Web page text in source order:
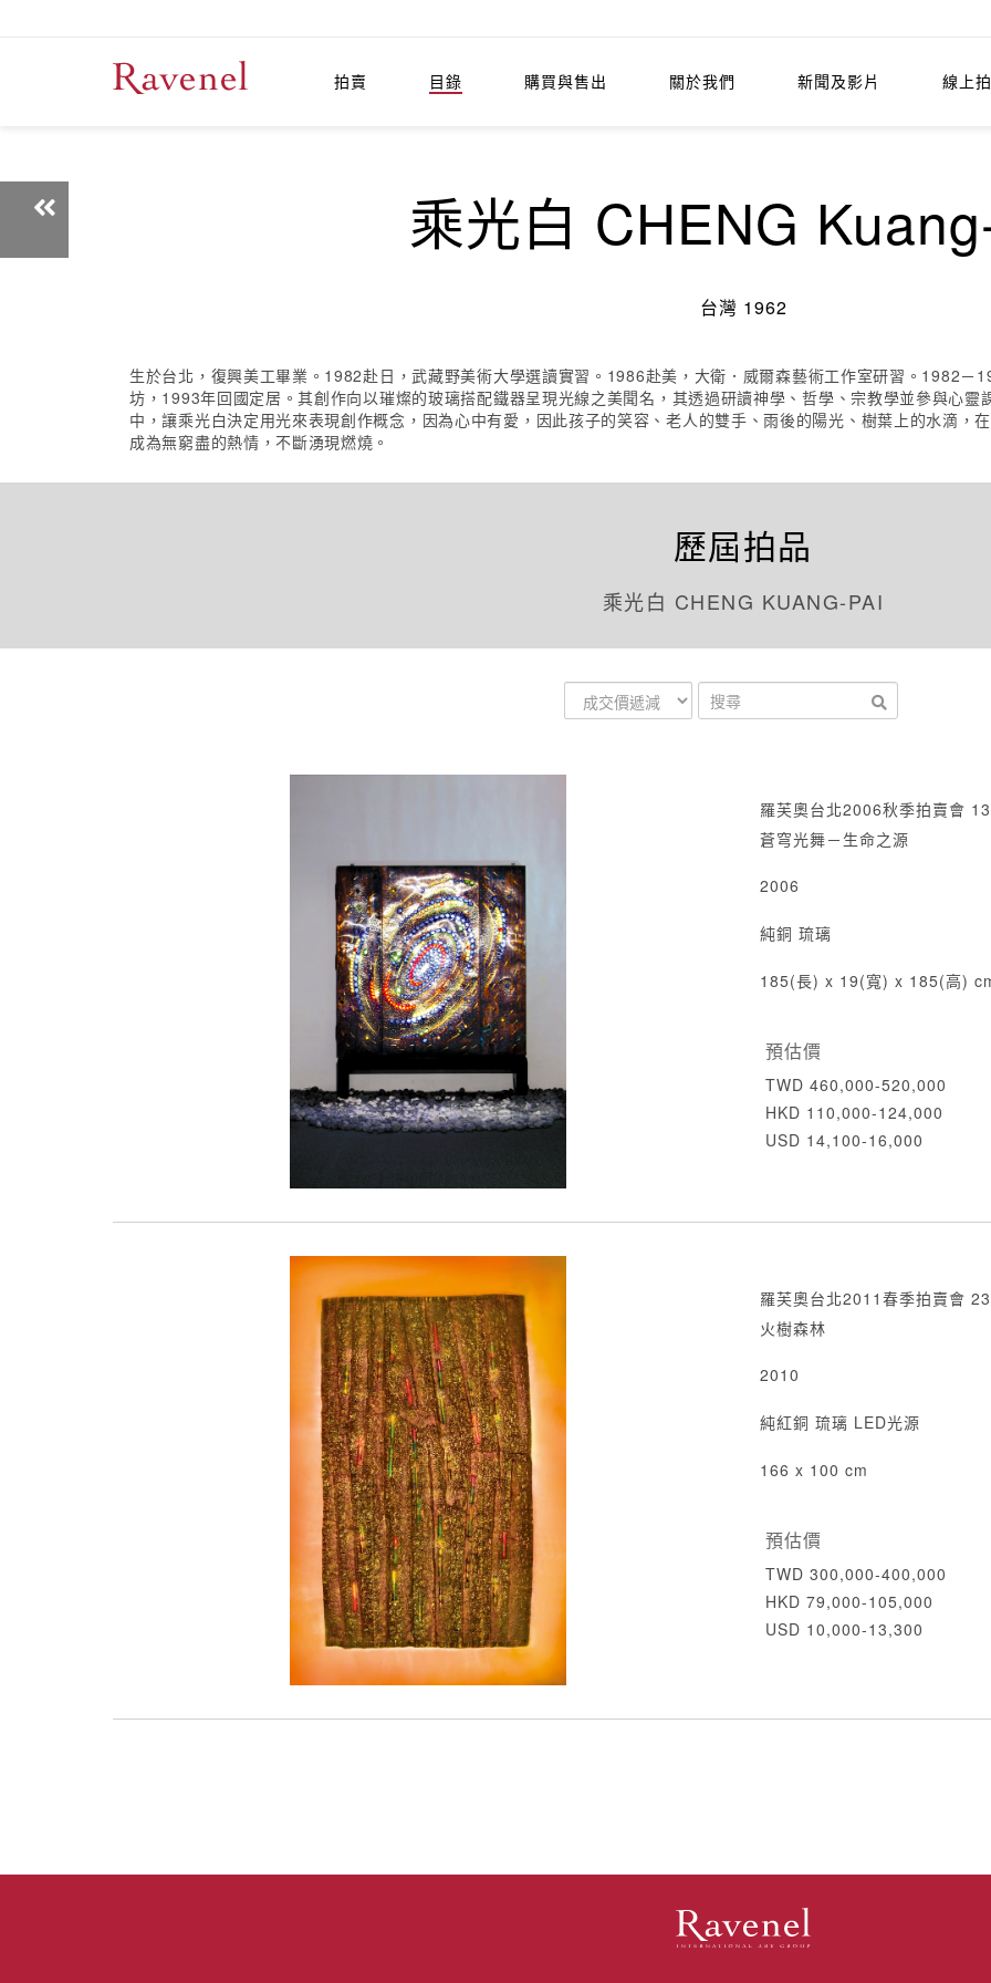
拍賣 目錄 購買與售出 關於我們 新聞及影片 線上
乘光白 CHENG
台灣 1962
生於台北，復興美工畢業。1982赴日，武藏野美術大學選讀實習。1986赴美，大衛．威爾森藝術工作室研習。1982
坊，1993年回國定居。其創作向以璀燦的玻璃搭配鐵器呈現光線之美聞名，其透過研讀神學、哲學、宗教學並參與心
中，讓乘光白決定用光來表現創作概念，因為心中有愛，因此孩子的笑容、老人的雙手、雨後的陽光、樹葉上的水滴，
成為無窮盡的熱情，不斷湧現燃燒。
歷屆拍品
乘光白 CHENG KUANG-PAI
羅芙奧台北2006秋季拍賣會
蒼穹光舞－生命之源
2006
純銅 琉璃
185(長) x 19(寬) x 185(高)
預估價
TWD 460,000-520,000
HKD 110,000-124,000
USD 14,100-16,000
羅芙奧台北2011春季拍賣會
火樹森林
2010
純紅銅 琉璃 LED光源
166 x 100 cm
預估價
TWD 300,000-400,000
HKD 79,000-105,000
USD 10,000-13,300